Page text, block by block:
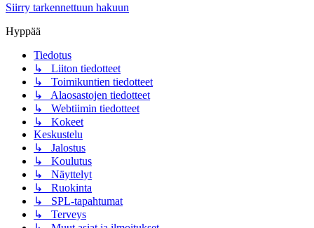
Siirry tarkennettuun hakuun
Hyppää
Tiedotus
↳ Liiton tiedotteet
↳ Toimikuntien tiedotteet
↳ Alaosastojen tiedotteet
↳ Webtiimin tiedotteet
↳ Kokeet
Keskustelu
↳ Jalostus
↳ Koulutus
↳ Näyttelyt
↳ Ruokinta
↳ SPL-tapahtumat
↳ Terveys